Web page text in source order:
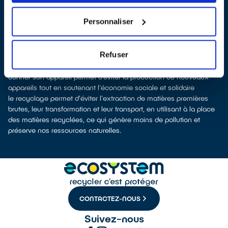
Personnaliser
Refuser
notre éco-organismeecosystem, nous remettent ensuite les
dépollution et leur recyclage.
Recycler c’est protéger la santé, l'environnement et les
ressources naturelles
La production d’équipements électriques neufs est émettrice de
pollution et consommatrice de ressources naturelles.
donner son appareil permet d’éviter la production de nouveaux
appareils tout en soutenant l'économie sociale et solidaire
le recyclage permet d'éviter l'extraction de matières premières
brutes, leur transformation et leur transport, en utilisant à la place
des matières recyclées, ce qui génère moins de pollution et
préserve nos ressources naturelles.
CONTACTEZ-NOUS
Suivez-nous